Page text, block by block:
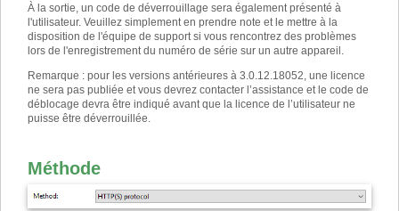
À la sortie, un code de déverrouillage sera également présenté à
l'utilisateur. Veuillez simplement en prendre note et le mettre à la
disposition de l'équipe de support si vous rencontrez des problèmes
lors de l'enregistrement du numéro de série sur un autre appareil.
Remarque : pour les versions antérieures à 3.0.12.18052, une licence
ne sera pas publiée et vous devrez contacter l’assistance et le code de
déblocage devra être indiqué avant que la licence de l’utilisateur ne
puisse être déverrouillée.
Méthode